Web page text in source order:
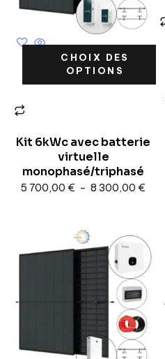
CHOIX DES
OPTIONS
Kit 6kWc avec batterie
virtuelle
monophasé/triphasé
5 700,00 € – 8 300,00 €